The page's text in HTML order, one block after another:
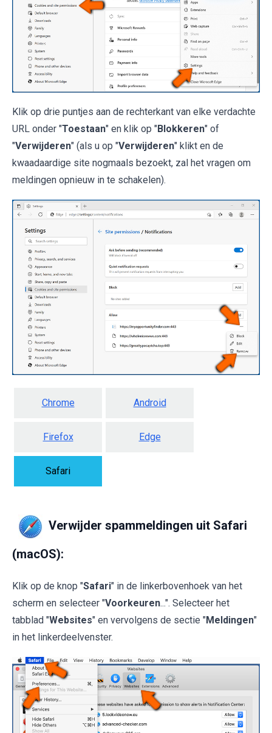
Klik op drie puntjes aan de rechterkant van elke verdachte
URL onder "Toestaan" en klik op "Blokkeren" of
"Verwijderen" (als u op "Verwijderen" klikt en de
kwaadaardige site nogmaals bezoekt, zal het vragen om
meldingen opnieuw in te schakelen).
Chrome Android
Firefox Edge
Safari
Verwijder spammeldingen uit Safari
(macOS):
Klik op de knop "Safari" in de linkerbovenhoek van het
scherm en selecteer "Voorkeuren...". Selecteer het
tabblad "Websites" en vervolgens de sectie "Meldingen"
in het linkerdeelvenster.